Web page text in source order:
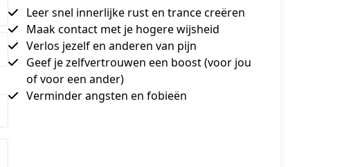
Leer snel innerlijke rust en trance creëren
Maak contact met je hogere wijsheid
Verlos jezelf en anderen van pijn
Geef je zelfvertrouwen een boost (voor jou
of voor een ander)
Verminder angsten en fobieën